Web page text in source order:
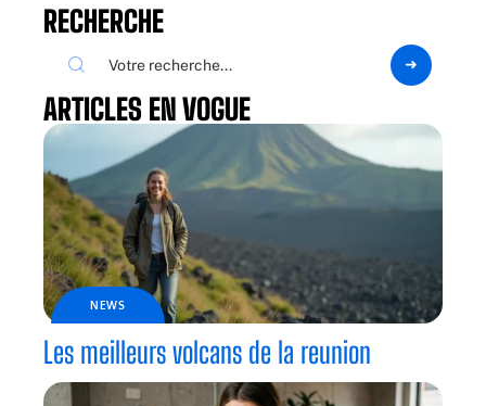
RECHERCHE
ARTICLES EN VOGUE
NEWS
Les meilleurs volcans de la reunion